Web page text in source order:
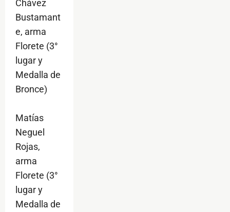
Chávez
Bustamant
e, arma
Florete (3°
lugar y
Medalla de
Bronce)
Matías
Neguel
Rojas,
arma
Florete (3°
lugar y
Medalla de